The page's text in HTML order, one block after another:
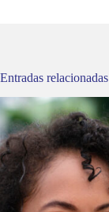
Entradas relacionadas